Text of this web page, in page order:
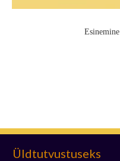
Esinemine
Üldtutvustuseks